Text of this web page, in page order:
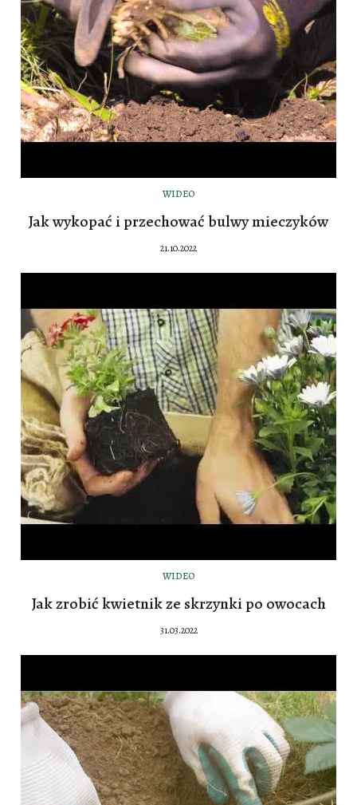
WIDEO
Jak wykopać i przechować bulwy mieczyków
21.10.2022
WIDEO
Jak zrobić kwietnik ze skrzynki po owocach
31.03.2022